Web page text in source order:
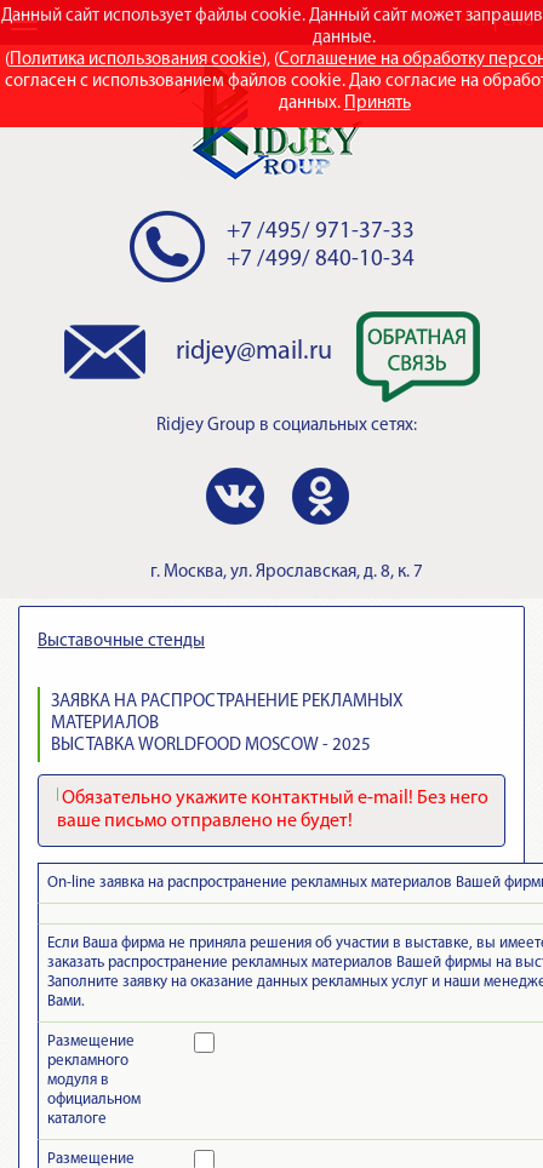
Данный сайт использует файлы cookie. Данный сайт может
данные.
(Политика использования cookie), (Соглашение на обработку
согласен с использованием файлов cookie. Даю согласие на
данных. Принять
RUS ENG
+7 /495/ 971-37-33
+7 /499/ 840-10-34
ridjey@mail.ru
Ridjey Group в социальных сетях:
г. Москва, ул. Ярославская, д. 8, к. 7
Выставочные стенды
ЗАЯВКА НА РАСПРОСТРАНЕНИЕ РЕКЛАМНЫХ
МАТЕРИАЛОВ
ВЫСТАВКА WORLDFOOD MOSCOW - 2025
Обязательно укажите контактный e-mail! Без него
ваше письмо отправлено не будет!
On-line заявка на распространение рекламных материалов Вашей
Если Ваша фирма не приняла решения об участии в выставке, вы
заказать распространение рекламных материалов Вашей фирмы на
Заполните заявку на оказание данных рекламных услуг и наши
Вами.
Размещение
рекламного
модуля в
официальном
каталоге
Размещение